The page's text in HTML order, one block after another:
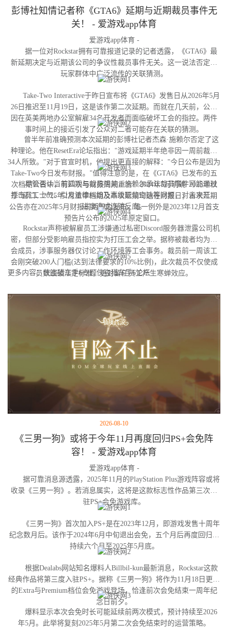
彭博社知情记者称《GTA6》延期与近期裁员事件无
关！ - 爱游戏app体育
爱游戏app体育 -
据一位对Rockstar拥有可靠报道记录的记者透露，《GTA6》最
新延期决定与近期该公司的争议性裁员事件无关。这一说法否定了
玩家群体中广泛流传的关联猜测。
Take-Two Interactive于昨日宣布将《GTA6》发售日从2026年5月
26日推迟至11月19日，这是该作第二次延期。而就在几天前，公司
因在英美两地办公室解雇34名开发者而面临破坏工会的指控。两件
事时间上的接近引发了公众对二者可能存在关联的猜测。
曾半年前准确预测本次延期的彭博社记者杰森·施赖尔否定了这
种理论。他在ResetEra论坛指出："游戏延期半年绝非因一周前裁撤
34人所致。"对于官宣时机，他提出更直接的解释："今日公布是因为
Take-Two今日发布财报。"值得注意的是，在《GTA6》已发布的五
次档期公告中，有四次与财报周期重合：2024年5月明确"2025年秋
季"窗口、2025年2月重申档期及本次延期均选在财报日；首次延期
公告亦在2025年5月财报前两周内发布。唯一例外是2023年12月首支
预告片公布的2025年原定窗口。
尽管否认当前延期与裁员相关，施赖尔承认裁员事件可能通过
打击员工士气、引发法律纠纷及高级职位空缺等问题，对未来开发
进度造成连锁反应。
Rockstar声称被解雇员工涉嫌通过私密Discord服务器泄露公司机
密，但部分受影响雇员指控实为打压工会之举。据称被裁者均为工
会成员，涉事服务器仅讨论工作环境等工会事务。裁员前一周该工
会刚突破200人门槛(达到法律要求的10%比例)，此次裁员不仅使成
员数跌破法定标准，更对留任员工产生寒蝉效应。
更多内容：侠盗猎车手6专题侠盗猎车手6论坛
2026-08-10
《三男一狗》或将于今年11月再度回归PS+会免阵
容！ - 爱游戏app体育
爱游戏app体育 -
据可靠消息源透露，2025年11月的PlayStation Plus游戏阵容或将
收录《三男一狗》。若消息属实，这将是这款标志性作品第三次进
驻PS+会免游戏库。
《三男一狗》首次加入PS+是在2023年12月，即游戏发售十周年
纪念数月后。该作于2024年6月中旬退出会免，五个月后再度回归并
持续六个月至2025年5月底。
根据Dealabs网站知名爆料人Billbil-kun最新消息，Rockstar这款
经典作品将第三度入驻PS+。据称《三男一狗》将作为11月18日更新
的Extra与Premium档位会免游戏登场，恰逢前次会免结束一周年纪
念日前夕。
爆料显示本次会免时长可能延续前两次模式，预计持续至2026
年5月。此举将复刻2025年5月第二次会免结束时的运营策略。